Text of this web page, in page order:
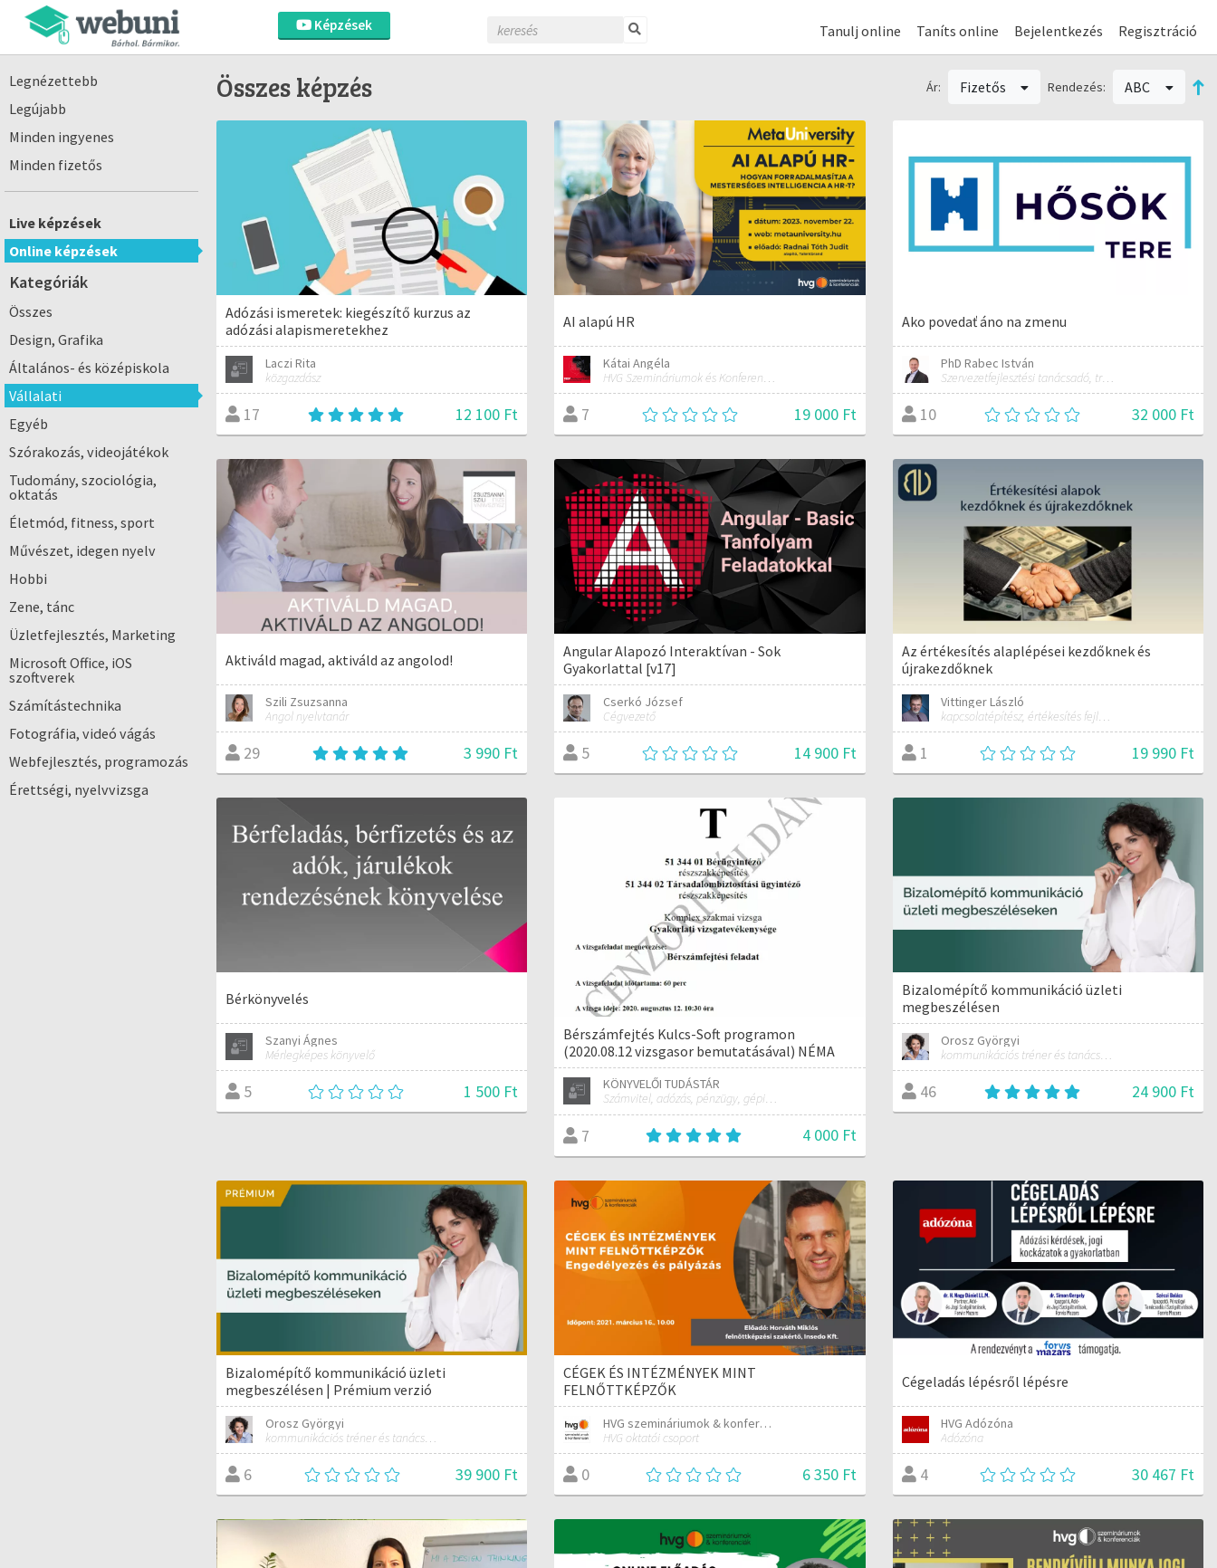
Képzések Tanulj online Taníts online Bejelentkezés Regisztráció
Legnézettebb
Legújabb
Minden ingyenes
Minden fizetős
Live képzések
Online képzések
Kategóriák
Összes
Design, Grafika
Általános- és középiskola
Vállalati
Egyéb
Szórakozás, videojátékok
Tudomány, szociológia,
oktatás
Életmód, fitness, sport
Művészet, idegen nyelv
Hobbi
Zene, tánc
Üzletfejlesztés, Marketing
Microsoft Office, iOS
szoftverek
Számítástechnika
Fotográfia, videó vágás
Webfejlesztés, programozás
Érettségi, nyelvvizsga
Összes képzés Ár: Fizetős Rendezés: ABC
Adózási ismeretek: kiegészítő kurzus az
adózási alapismeretekhez
Laczi Rita
közgazdász
17 12 100 Ft
AI alapú HR
Kátai Angéla
HVG Szemináriumok és Konferenciák
7 19 000 Ft
Ako povedať áno na zmenu
PhD Rabec István
Szervezetfejlesztési tanácsadó, tréner
10 32 000 Ft
Aktiváld magad, aktiváld az angolod!
Szili Zsuzsanna
Angol nyelvtanár
29 3 990 Ft
Angular Alapozó Interaktívan - Sok
Gyakorlattal [v17]
Cserkó József
Cégvezető
5 14 900 Ft
Az értékesítés alaplépései kezdőknek és
újrakezdőknek
Vittinger László
kapcsolatépítész, értékesítés fejlesztő
1 19 990 Ft
Bérkönyvelés
Szanyi Ágnes
Mérlegképes könyvelő
5 1 500 Ft
Bérszámfejtés Kulcs-Soft programon
(2020.08.12 vizsgasor bemutatásával) NÉMA
KÖNYVELŐI TUDÁSTÁR
Számvitel, adózás, pénzügy, gépi könyvelés bevallás gyakorlat
7 4 000 Ft
Bizalomépítő kommunikáció üzleti
megbeszélésen
Orosz Györgyi
kommunikációs tréner és tanácsadó
46 24 900 Ft
Bizalomépítő kommunikáció üzleti
megbeszélésen | Prémium verzió
Orosz Györgyi
kommunikációs tréner és tanácsadó
6 39 900 Ft
CÉGEK ÉS INTÉZMÉNYEK MINT
FELNŐTTKÉPZŐK
HVG szemináriumok & konferenciák
HVG oktatói csoport
0 6 350 Ft
Cégeladás lépésről lépésre
HVG Adózóna
Adózóna
4 30 467 Ft